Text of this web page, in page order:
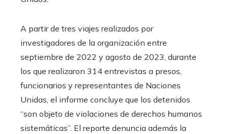
A partir de tres viajes realizados por
investigadores de la organización entre
septiembre de 2022 y agosto de 2023, durante
los que realizaron 314 entrevistas a presos,
funcionarios y representantes de Naciones
Unidas, el informe concluye que los detenidos
“son objeto de violaciones de derechos humanos
sistemáticas”. El reporte denuncia además la